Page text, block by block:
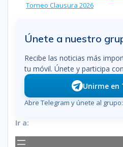
Torneo Clausura 2026
Únete a nuestro
Recibe las noticias más
tu móvil. Únete y participa
Unirme en
Abre Telegram y únete al grupo:
Ir a: